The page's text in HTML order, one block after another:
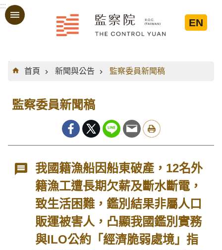
跳到主要內容區塊
:::
EN
:::
首頁
新聞與公告 監察委員新聞稿
監察委員新聞稿
我國籍漁船因船東破產，12名外
籍漁工遭長期欠薪及斷水斷電，
致生活困難，鑑別結果非屬人口
販運被害人，凸顯我國鑑別實務
與ILO公約「經濟脆弱處境」指